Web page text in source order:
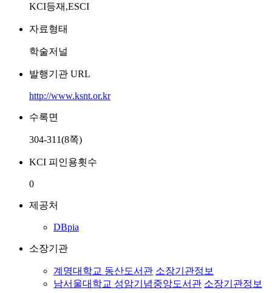
KCI등재,ESCI
자료형태
학술저널
발행기관 URL
http://www.ksnt.or.kr
수록면
304-311(8쪽)
KCI 피인용횟수
0
제공처
DBpia
소장기관
계명대학교 동산도서관 소장기관정보
남서울대학교 성암기념중앙도서관 소장기관정보